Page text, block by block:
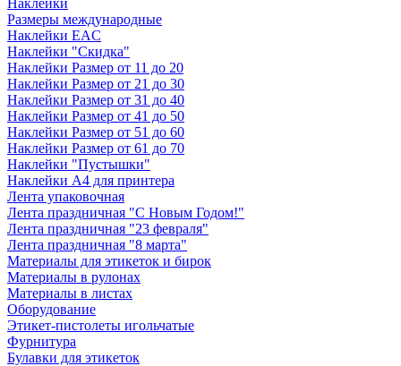
Наклейки
Размеры международные
Наклейки EAC
Наклейки "Скидка"
Наклейки Размер от 11 до 20
Наклейки Размер от 21 до 30
Наклейки Размер от 31 до 40
Наклейки Размер от 41 до 50
Наклейки Размер от 51 до 60
Наклейки Размер от 61 до 70
Наклейки "Пустышки"
Наклейки А4 для принтера
Лента упаковочная
Лента праздничная "С Новым Годом!"
Лента праздничная "23 февраля"
Лента праздничная "8 марта"
Материалы для этикеток и бирок
Материалы в рулонах
Материалы в листах
Оборудование
Этикет-пистолеты игольчатые
Фурнитура
Булавки для этикеток